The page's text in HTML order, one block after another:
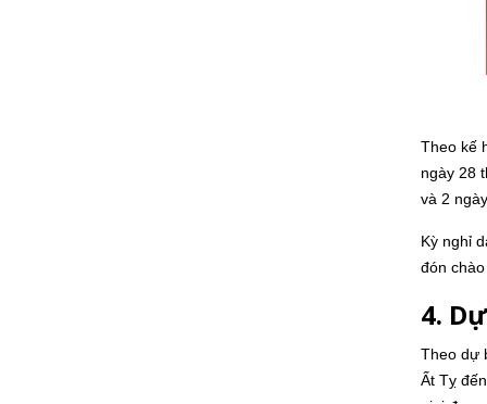
Theo kế
ngày 28
và 2
Kỳ nghỉ
đón
4.
Theo dự
Ất Tỵ